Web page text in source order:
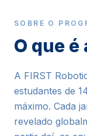
SOBRE O
O que é
A FIRST
estudantes de
máximo. Cada
revelado